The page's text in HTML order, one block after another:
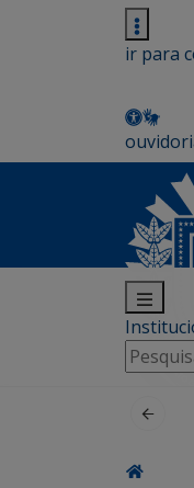
ir para
por: